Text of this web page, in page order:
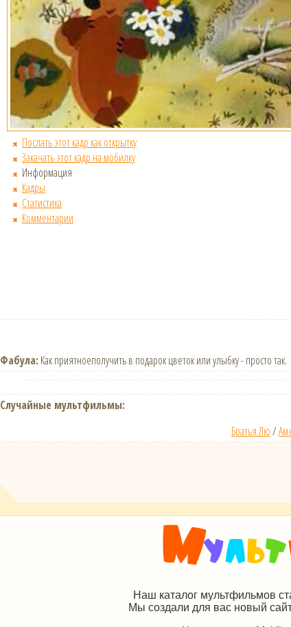
Послать этот кадр как открытку
Закачать этот кадр на мобилку
Информация
Кадры
Статистика
Комментарии
Фабула: Как приятноеполучить в подарок цветок или улыбку - просто так.
Случайные мультфильмы:
Братья Лю/
Наш каталог мультфильмов
Мы создали для вас новый